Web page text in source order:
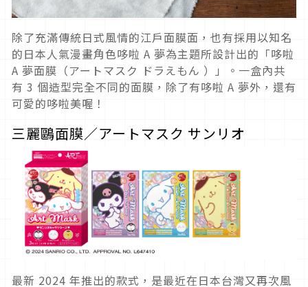
除了充滿傳統日式風情的江戶面膜面，也有採用以知名
的日本人氣漫畫角色哆啦 A 夢為主題所設計出的「哆啦
A 夢面膜（アートマスク ドラえもん ）」。一盒內共
有 3 個造型完全不同的面膜，除了有哆啦 A 夢外，還有
可愛的哆啦美喔！
三麗鷗面膜／アートマスク サンリオ
最新 2024 年推出的款式，是最近在日本台灣又再次風